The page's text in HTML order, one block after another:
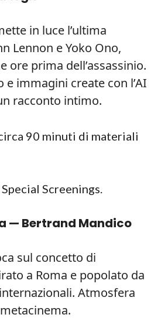
in luce l’ultima
Lennon e Yoko Ono,
ore prima dell’assassinio.
immagini create con l’AI
racconto intimo.
90 minuti di materiali
Special Screenings.
— Bertrand Mandico
sul concetto di
a Roma e popolato da
Atmosfera